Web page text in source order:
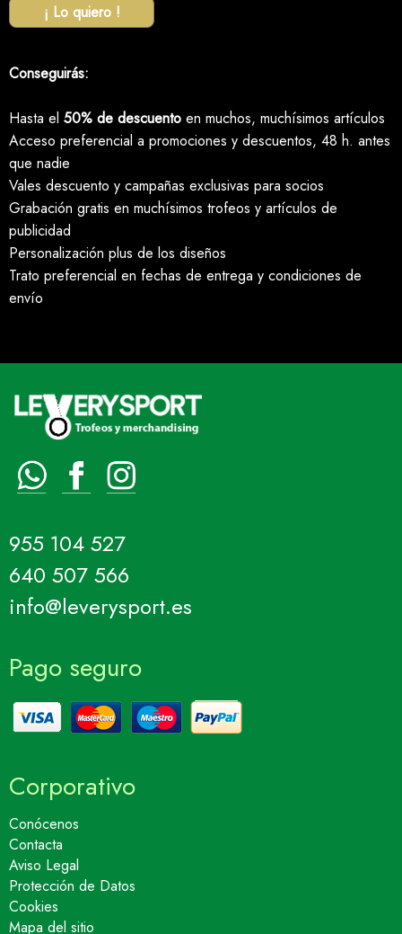
¡ Lo quiero !
Conseguirás:
Hasta el 50% de descuento en muchos, muchísimos artículos
Acceso preferencial a promociones y descuentos, 48 h. antes
que nadie
Vales descuento y campañas exclusivas para socios
Grabación gratis en muchísimos trofeos y artículos de
publicidad
Personalización plus de los diseños
Trato preferencial en fechas de entrega y condiciones de
envío
955 104 527
640 507 566
info@leverysport.es
Pago seguro
Corporativo
Conócenos
Contacta
Aviso Legal
Protección de Datos
Cookies
Mapa del sitio